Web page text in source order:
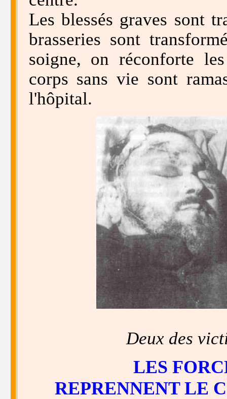
Les blessés graves sont
brasseries sont
soigne, on réconforte
corps sans vie sont
l'hôpital.
Deux des
LES
REPRENNENT LE